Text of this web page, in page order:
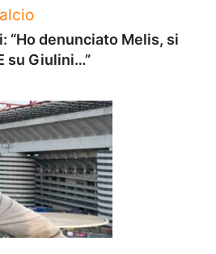
“Ho denunciato Melis, si
su Giulini…”